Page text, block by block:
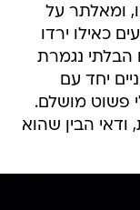
ומאלתר על
כאילו ירדו
הבלתי נגמרת
יחד עם
פשוט מושלם.
ודאי הבין שהוא